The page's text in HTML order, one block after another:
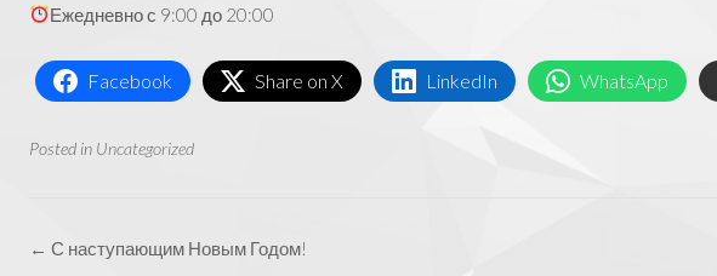
Ежедневно с 9:00 до 20:00
Facebook Share on X LinkedIn WhatsApp
Posted in Uncategorized
Post
← С наступающим Новым Годом!